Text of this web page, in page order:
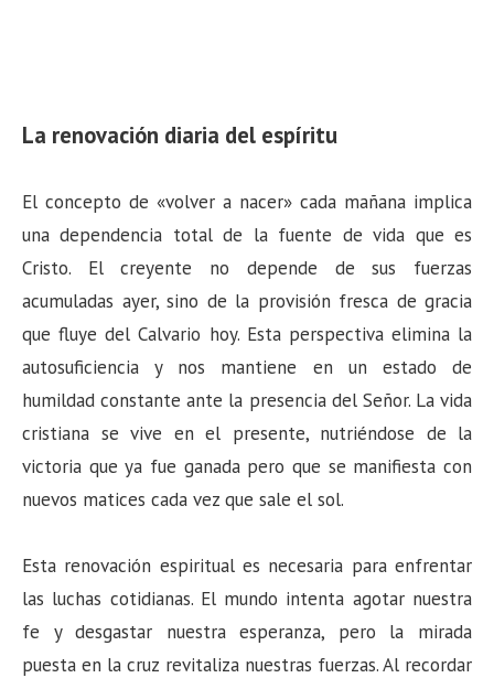
La renovación diaria del espíritu
El concepto de «volver a nacer» cada mañana implica
una dependencia total de la fuente de vida que es
Cristo. El creyente no depende de sus fuerzas
acumuladas ayer, sino de la provisión fresca de gracia
que fluye del Calvario hoy. Esta perspectiva elimina la
autosuficiencia y nos mantiene en un estado de
humildad constante ante la presencia del Señor. La vida
cristiana se vive en el presente, nutriéndose de la
victoria que ya fue ganada pero que se manifiesta con
nuevos matices cada vez que sale el sol.
Esta renovación espiritual es necesaria para enfrentar
las luchas cotidianas. El mundo intenta agotar nuestra
fe y desgastar nuestra esperanza, pero la mirada
puesta en la cruz revitaliza nuestras fuerzas. Al recordar